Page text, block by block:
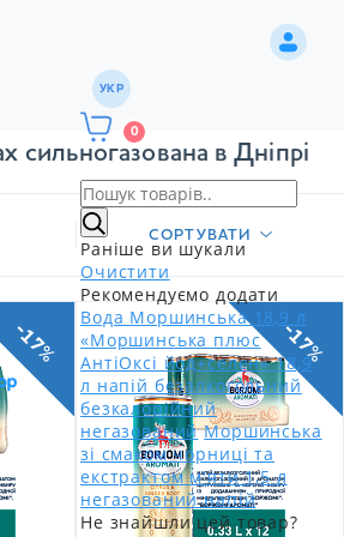
УКР
0
Раніше ви шукали
Очистити
Рекомендуємо додати
Вода Моршинська 18,9 л
«Моршинська плюс
АнтіОксі йод+селен» 18,9
л напій безалкогольний
безкалорійний
негазований Моршинська
зі смаком чорниці та
екстрактом м'яти 1,5 л
негазований напій
Не знайшли цей товар?
сильногазована в Дніпрі
СОРТУВАТИ
-17% -17%